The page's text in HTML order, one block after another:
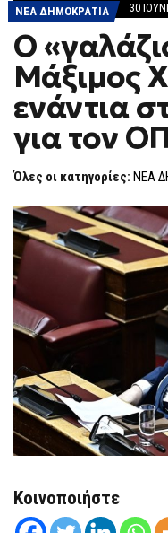
ΝΕΑ ΔΗΜΟΚΡΑΤΙΑ
30
Ο
Μάξιμος
ενάντια
για τον
Όλες οι κατηγορίες: ΝΕΑ
Κοινοποιήστε